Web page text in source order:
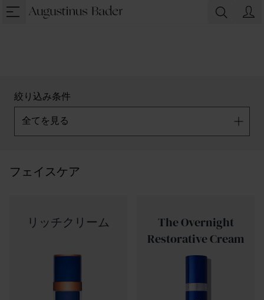
絞り込み条件
全てを見る
フェイスケア
リッチクリーム
The Overnight
Restorative Cream